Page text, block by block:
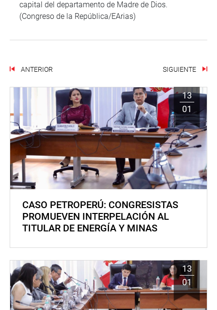
capital del departamento de Madre de Dios.
(Congreso de la República/EArias)
ANTERIOR SIGUIENTE
13
01
CASO PETROPERÚ: CONGRESISTAS
PROMUEVEN INTERPELACIÓN AL
TITULAR DE ENERGÍA Y MINAS
13
01